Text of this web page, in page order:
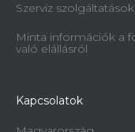
Szerviz
Minta információk a
való elállásról
Kapcsolatok